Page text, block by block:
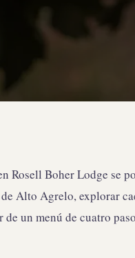
Rosell Boher Lodge se
Alto Agrelo, explorar
un menú de cuatro